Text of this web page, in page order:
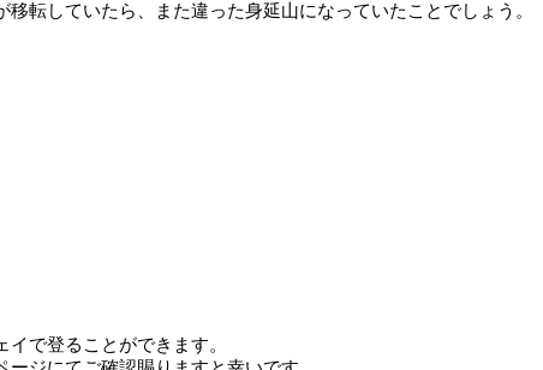
転していたら、また違った身延山になっていたことでしょう。
で登ることができます。